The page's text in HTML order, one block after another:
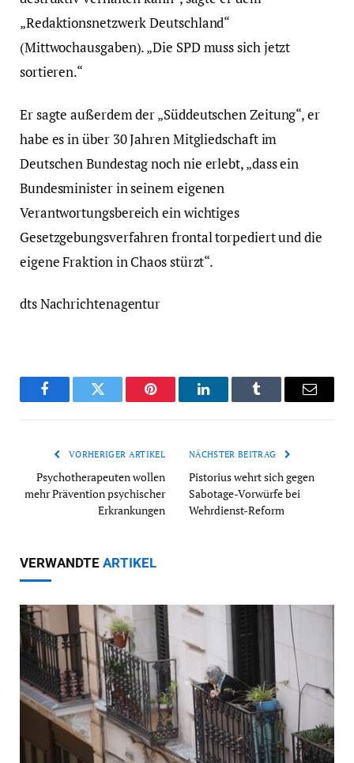
„Redaktionsnetzwerk Deutschland“
(Mittwochausgaben). „Die SPD muss sich jetzt
sortieren.“
Er sagte außerdem der „Süddeutschen Zeitung“, er
habe es in über 30 Jahren Mitgliedschaft im
Deutschen Bundestag noch nie erlebt, „dass ein
Bundesminister in seinem eigenen
Verantwortungsbereich ein wichtiges
Gesetzgebungsverfahren frontal torpediert und die
eigene Fraktion in Chaos stürzt“.
dts Nachrichtenagentur
FacebookTwitter Pinterest LinkedInTumblr Email
VORHERIGER ARTIKEL
Psychotherapeuten wollen
mehr Prävention psychischer
Erkrankungen
NÄCHSTER BEITRAG
Pistorius wehrt sich gegen
Sabotage-Vorwürfe bei
Wehrdienst-Reform
VERWANDTE ARTIKEL